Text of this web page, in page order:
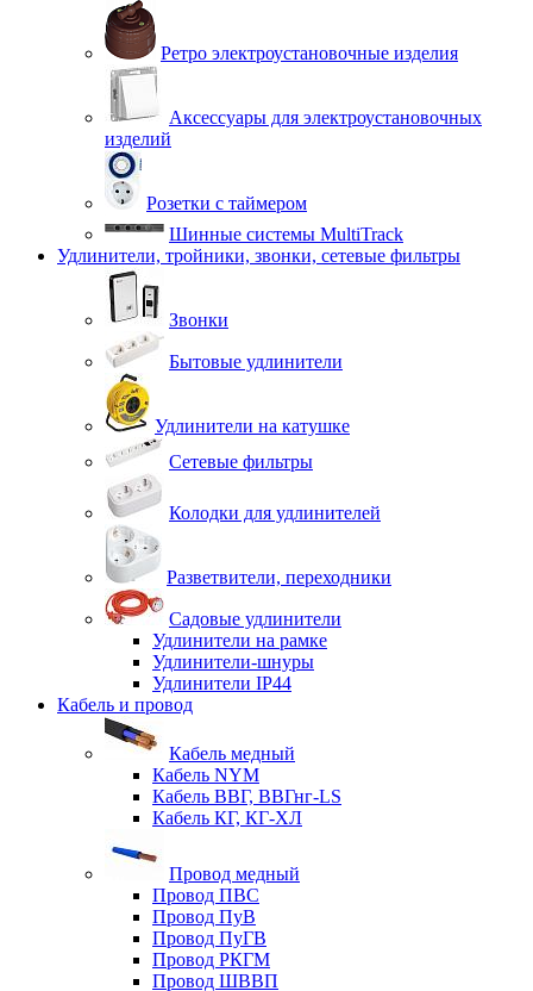
Ретро электроустановочные изделия
Аксессуары для электроустановочных
изделий
Розетки с таймером
Шинные системы MultiTrack
Удлинители, тройники, звонки, сетевые фильтры
Звонки
Бытовые удлинители
Удлинители на катушке
Сетевые фильтры
Колодки для удлинителей
Разветвители, переходники
Садовые удлинители
Удлинители на рамке
Удлинители-шнуры
Удлинители IP44
Кабель и провод
Кабель медный
Кабель NYM
Кабель ВВГ, ВВГнг-LS
Кабель КГ, КГ-ХЛ
Провод медный
Провод ПВС
Провод ПуВ
Провод ПуГВ
Провод РКГМ
Провод ШВВП